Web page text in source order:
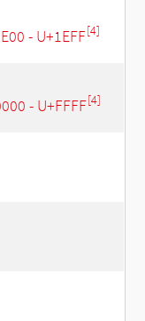
- U+1EFF[4]
- U+FFFF[4]